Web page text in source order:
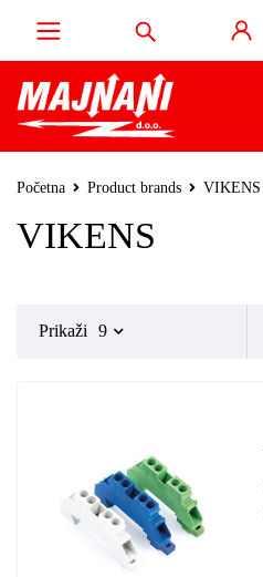
Početna Product brands VIKENS
VIKENS
Prikaži 9